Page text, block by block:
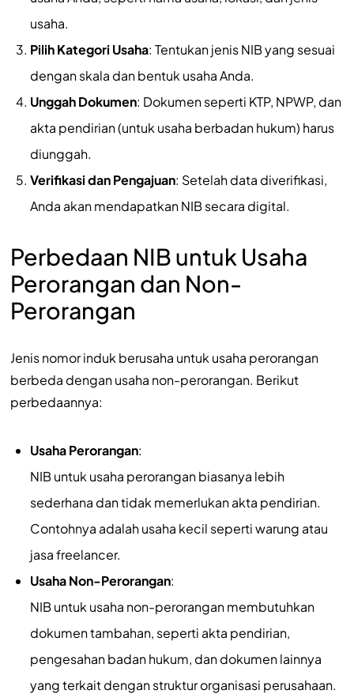
usaha.
Pilih Kategori Usaha: Tentukan jenis NIB yang sesuai
dengan skala dan bentuk usaha Anda.
Unggah Dokumen: Dokumen seperti KTP, NPWP, dan
akta pendirian (untuk usaha berbadan hukum) harus
diunggah.
Verifikasi dan Pengajuan: Setelah data diverifikasi,
Anda akan mendapatkan NIB secara digital.
Perbedaan NIB untuk Usaha
Perorangan dan Non-
Perorangan
Jenis nomor induk berusaha untuk usaha perorangan
berbeda dengan usaha non-perorangan. Berikut
perbedaannya:
Usaha Perorangan:
NIB untuk usaha perorangan biasanya lebih
sederhana dan tidak memerlukan akta pendirian.
Contohnya adalah usaha kecil seperti warung atau
jasa freelancer.
Usaha Non-Perorangan:
NIB untuk usaha non-perorangan membutuhkan
dokumen tambahan, seperti akta pendirian,
pengesahan badan hukum, dan dokumen lainnya
yang terkait dengan struktur organisasi perusahaan.